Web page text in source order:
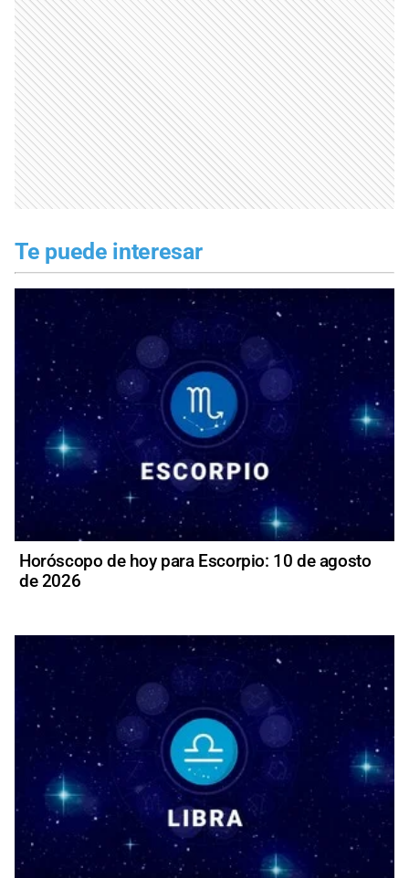
Te puede interesar
Horóscopo de hoy para Escorpio: 10 de agosto
de 2026